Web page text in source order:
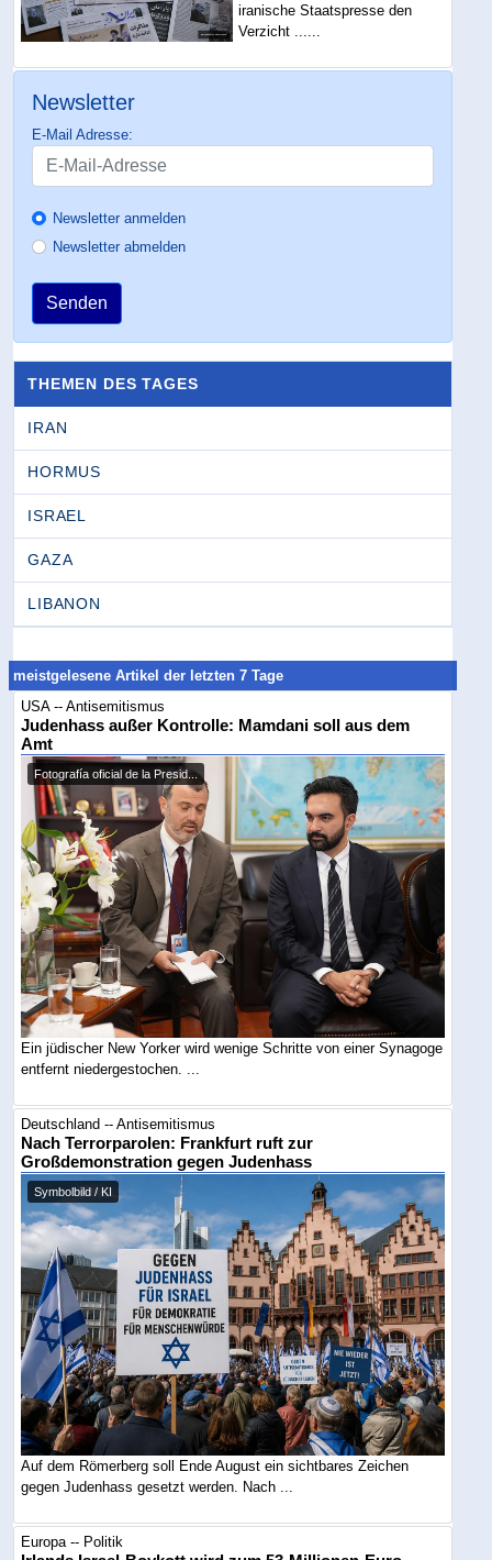
iranische Staatspresse den
Verzicht ......
Newsletter
E-Mail Adresse:
Newsletter anmelden
Newsletter abmelden
Senden
THEMEN DES TAGES
IRAN
HORMUS
ISRAEL
GAZA
LIBANON
meistgelesene Artikel der letzten 7 Tage
USA -- Antisemitismus
Judenhass außer Kontrolle: Mamdani soll aus dem
Amt
Fotografía oficial de la Presid...
Ein jüdischer New Yorker wird wenige Schritte von einer Synagoge
entfernt niedergestochen. ...
Deutschland -- Antisemitismus
Nach Terrorparolen: Frankfurt ruft zur
Großdemonstration gegen Judenhass
Symbolbild / KI
Auf dem Römerberg soll Ende August ein sichtbares Zeichen
gegen Judenhass gesetzt werden. Nach ...
Europa -- Politik